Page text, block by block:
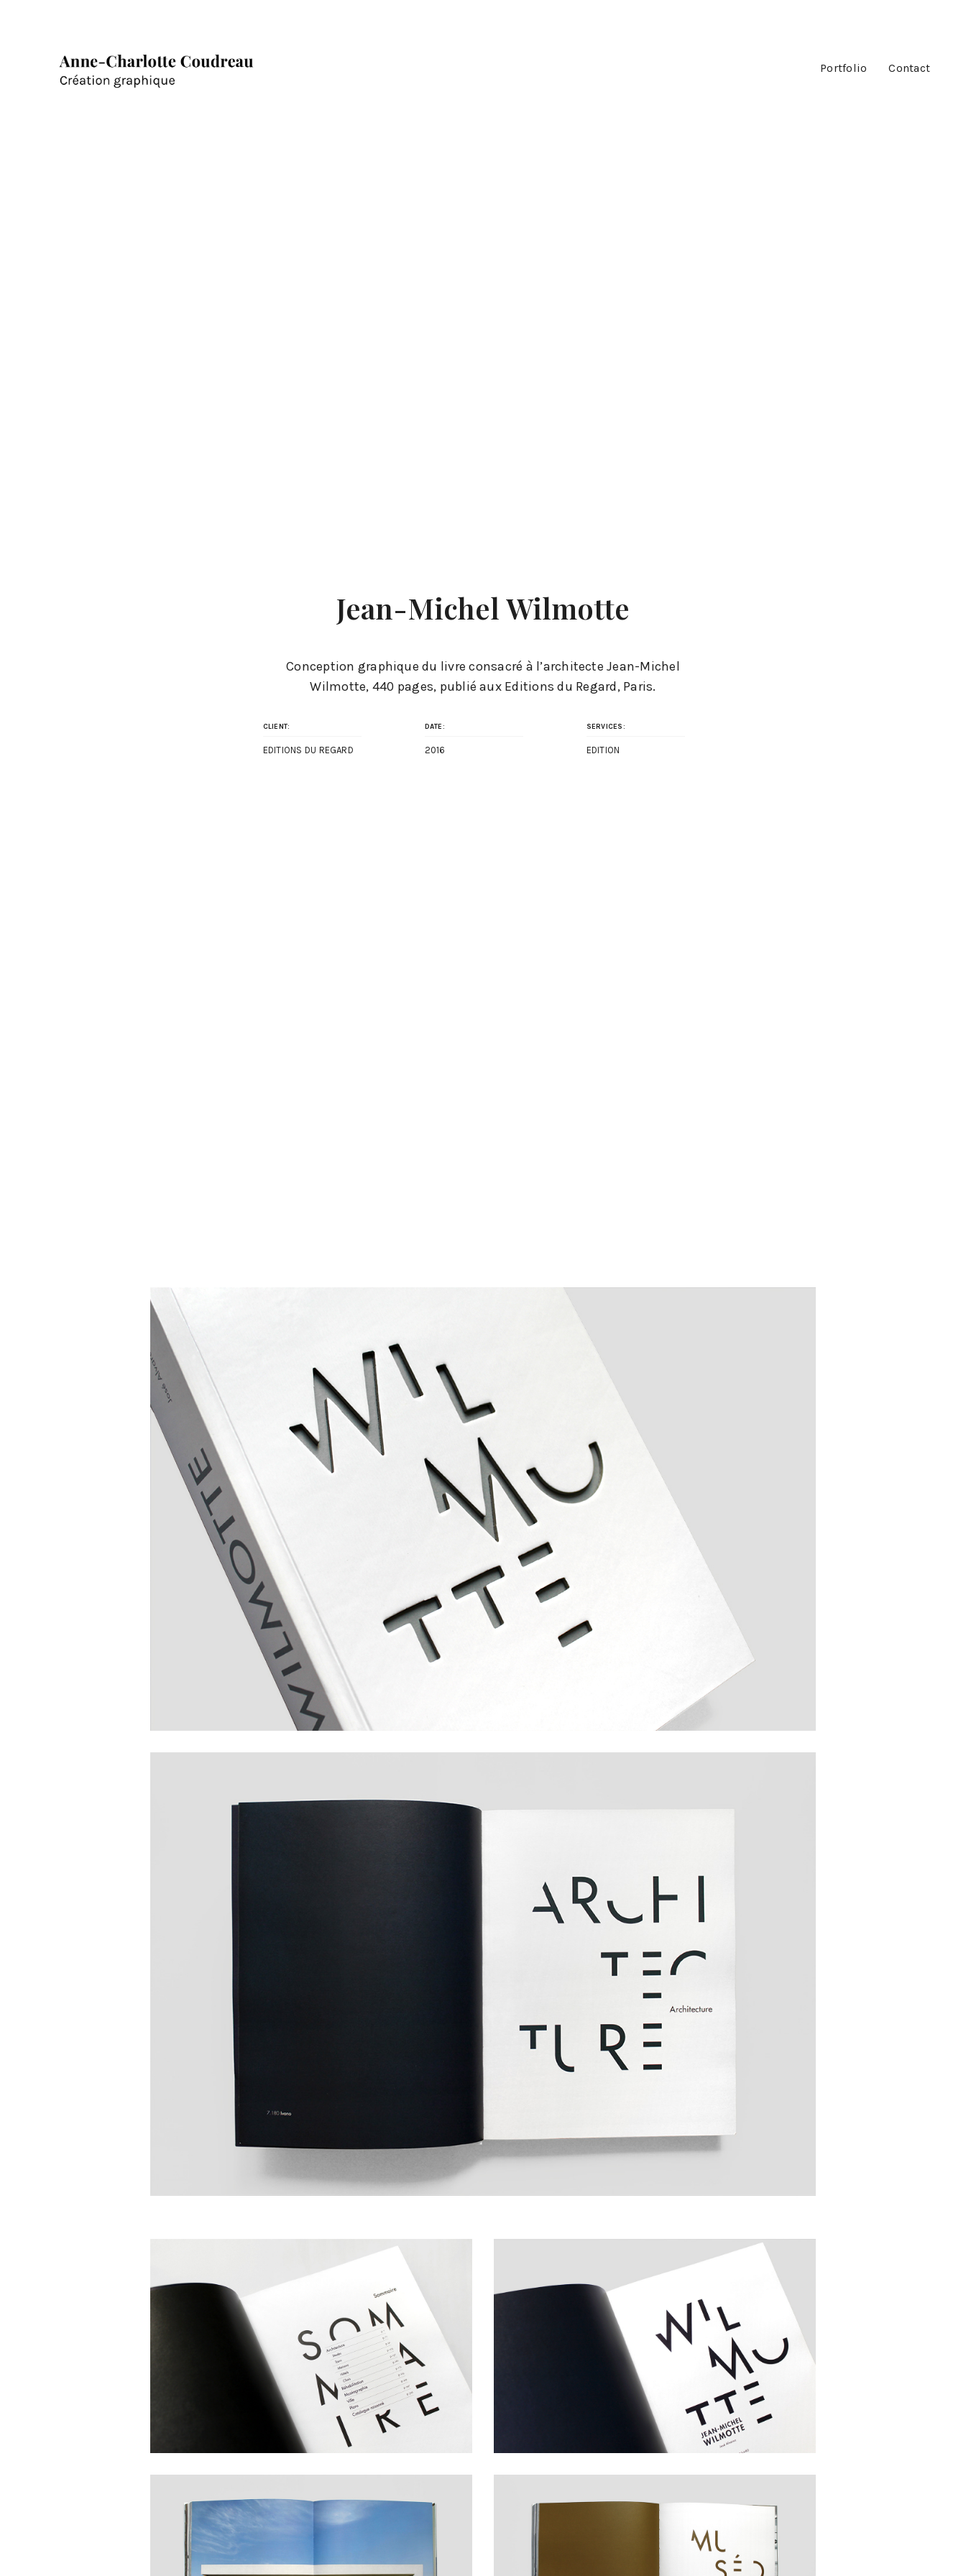
Portfolio Contact
Jean-Michel Wilmotte
Conception graphique du livre consacré à l’architecte Jean-Michel
Wilmotte, 440 pages, publié aux Editions du Regard, Paris.
CLIENT:
EDITIONS DU REGARD
DATE:
2016
SERVICES:
EDITION